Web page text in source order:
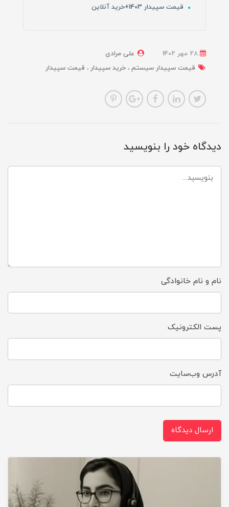
قیمت سپیدار 1403+خرید آنلاین
علی مرادی
قیمت سپیدار سیستم
خرید سپیدار قیمت سپیدار
دیدگاه خود را بنویسید
نام و نام خانوادگی
پست الکترونیک
آدرس وب‌سایت
ارسال دیدگاه